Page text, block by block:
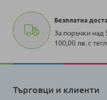
Безплатна
За поръчки над
100,00 лв. с
Търговци и клиенти